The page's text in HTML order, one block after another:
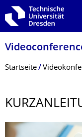
Zur Hauptnavigation
Zur Suche springen
Zum Inhalt springen
Breadcrumb-Menü
Startseite